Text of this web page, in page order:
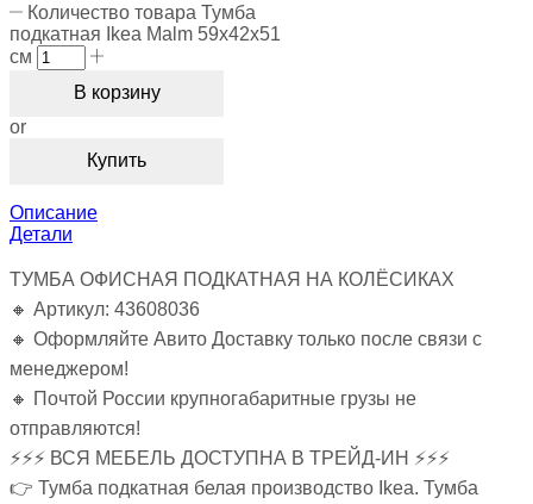
Количество товара Тумба
подкатная Ikea Malm 59х42х51
см
В корзину
or
Купить
Описание
Детали
ТУМБА ОФИСНАЯ ПОДКАТНАЯ НА КОЛЁСИКАХ
🔸 Артикул: 43608036
🔸 Оформляйте Авито Доставку только после связи с
менеджером!
🔸 Почтой России крупногабаритные грузы не
отправляются!
⚡⚡⚡ ВСЯ МЕБЕЛЬ ДОСТУПНА В ТРЕЙД-ИН ⚡⚡⚡
👉 Тумба подкатная белая производство Ikea. Тумба